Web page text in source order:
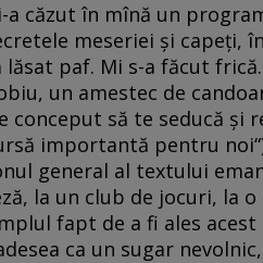
a căzut în mînă un
meseriei şi capeţi,
lăsat paf. Mi s-a făcut
un amestec de
conceput să te seducă şi
importantă pentru
general al textului
la un club de jocuri, la
fapt de a fi ales
ca un sugar